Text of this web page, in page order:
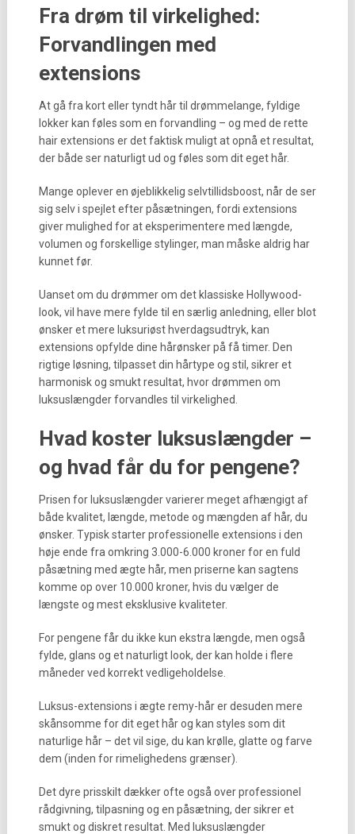
Fra drøm til virkelighed:
Forvandlingen med
extensions
At gå fra kort eller tyndt hår til drømmelange, fyldige
lokker kan føles som en forvandling – og med de rette
hair extensions er det faktisk muligt at opnå et resultat,
der både ser naturligt ud og føles som dit eget hår.
Mange oplever en øjeblikkelig selvtillidsboost, når de ser
sig selv i spejlet efter påsætningen, fordi extensions
giver mulighed for at eksperimentere med længde,
volumen og forskellige stylinger, man måske aldrig har
kunnet før.
Uanset om du drømmer om det klassiske Hollywood-
look, vil have mere fylde til en særlig anledning, eller blot
ønsker et mere luksuriøst hverdagsudtryk, kan
extensions opfylde dine hårønsker på få timer. Den
rigtige løsning, tilpasset din hårtype og stil, sikrer et
harmonisk og smukt resultat, hvor drømmen om
luksuslængder forvandles til virkelighed.
Hvad koster luksuslængder –
og hvad får du for pengene?
Prisen for luksuslængder varierer meget afhængigt af
både kvalitet, længde, metode og mængden af hår, du
ønsker. Typisk starter professionelle extensions i den
høje ende fra omkring 3.000-6.000 kroner for en fuld
påsætning med ægte hår, men priserne kan sagtens
komme op over 10.000 kroner, hvis du vælger de
længste og mest eksklusive kvaliteter.
For pengene får du ikke kun ekstra længde, men også
fylde, glans og et naturligt look, der kan holde i flere
måneder ved korrekt vedligeholdelse.
Luksus-extensions i ægte remy-hår er desuden mere
skånsomme for dit eget hår og kan styles som dit
naturlige hår – det vil sige, du kan krølle, glatte og farve
dem (inden for rimelighedens grænser).
Det dyre prisskilt dækker ofte også over professionel
rådgivning, tilpasning og en påsætning, der sikrer et
smukt og diskret resultat. Med luksuslængder